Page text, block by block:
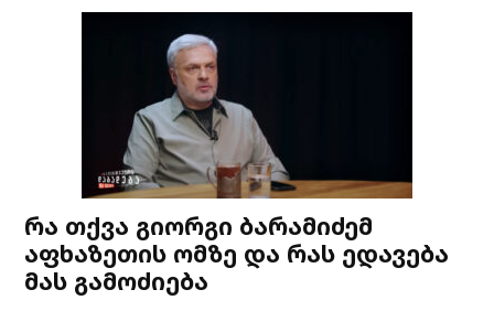
რა თქვა გიორგი ბარამიძემ
აფხაზეთის ომზე და რას ედავება
მას გამოძიება